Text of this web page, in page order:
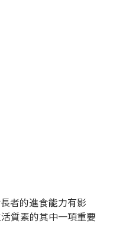
者的進食能力有影
質素的其中一項重要